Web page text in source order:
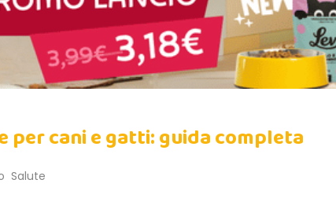
cani e gatti: guida completa
Salute